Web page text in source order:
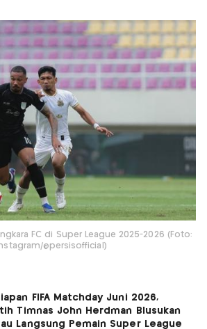
FC di Super League 2025-2026 (Foto:
@persisofficial)
FIFA Matchday Juni 2026,
Timnas John Herdman Blusukan
Langsung Pemain Super League